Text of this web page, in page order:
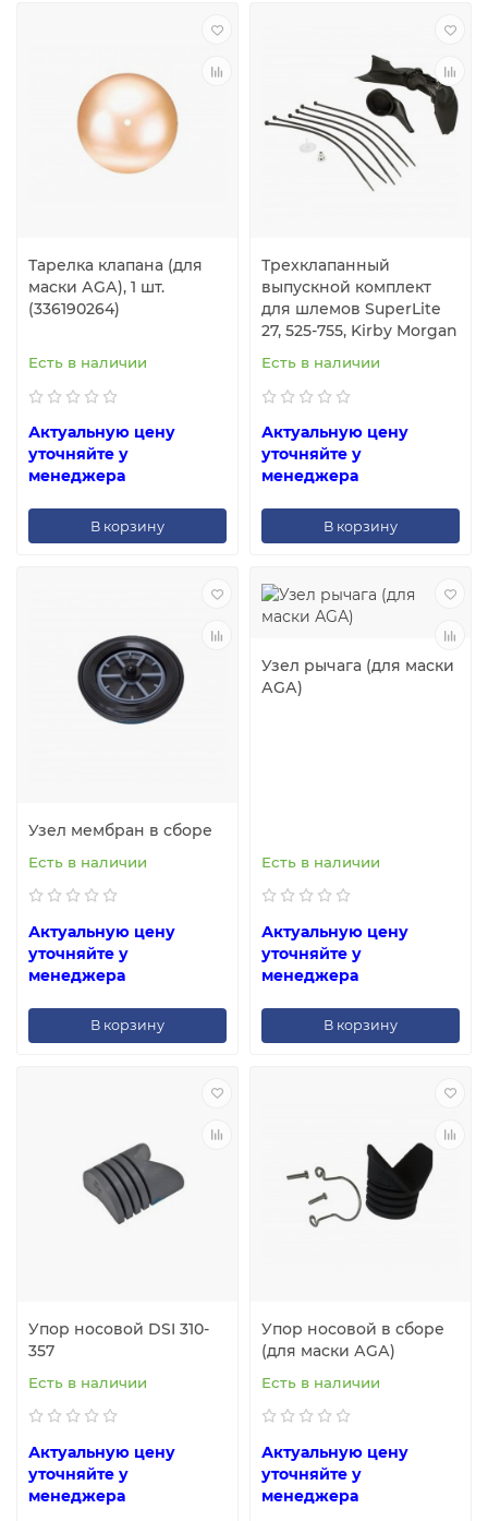
Тарелка клапана (для
маски АGА), 1 шт.
(336190264)
Есть в наличии
Актуальную цену
уточняйте у
менеджера
В корзину
Трехклапанный
выпускной комплект
для шлемов SuperLite
27, 525-755, Kirby Morgan
Есть в наличии
Актуальную цену
уточняйте у
менеджера
В корзину
Узел мембран в сборе
Есть в наличии
Актуальную цену
уточняйте у
менеджера
В корзину
Узел рычага (для маски
АGА)
Есть в наличии
Актуальную цену
уточняйте у
менеджера
В корзину
Упор носовой DSI 310-
357
Есть в наличии
Актуальную цену
уточняйте у
менеджера
Упор носовой в сборе
(для маски АGА)
Есть в наличии
Актуальную цену
уточняйте у
менеджера